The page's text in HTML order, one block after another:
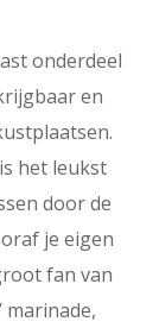
onderdeel
en
het leukst
door de
je eigen
fan van
marinade,